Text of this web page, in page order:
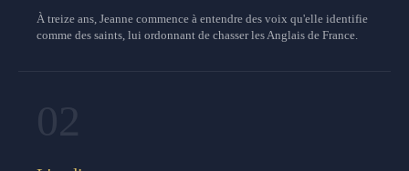
À treize ans, Jeanne commence à entendre des voix qu'elle identifie
comme des saints, lui ordonnant de chasser les Anglais de France.